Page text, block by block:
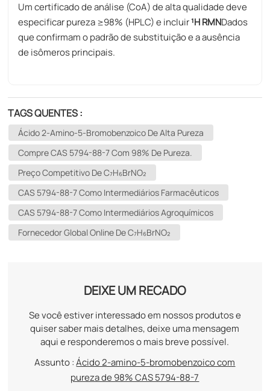
Um certificado de análise (CoA) de alta qualidade deve
especificar pureza ≥98% (HPLC) e incluir¹H RMNDados
que confirmam o padrão de substituição e a ausência
de isômeros principais.
TAGS QUENTES :
Ácido 2-Amino-5-Bromobenzoico De Alta Pureza
Compre CAS 5794-88-7 Com 98% De Pureza.
Preço Competitivo De C₇H₆BrNO₂
CAS 5794-88-7 Como Intermediários Farmacêuticos
CAS 5794-88-7 Como Intermediários Agroquímicos
Fornecedor Global Online De C₇H₆BrNO₂
DEIXE UM RECADO
Se você estiver interessado em nossos produtos e
quiser saber mais detalhes, deixe uma mensagem
aqui e responderemos o mais breve possível.
Assunto :Ácido 2-amino-5-bromobenzoico com
pureza de 98% CAS 5794-88-7